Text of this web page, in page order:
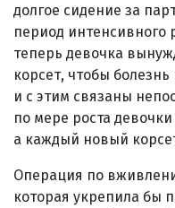
долгое сидение за
период интенсивного
теперь девочка
корсет, чтобы
и с этим связаны
по мере роста
а каждый новый
Операция по
которая укрепила бы